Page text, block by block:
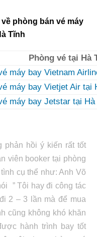
phòng bán vé máy
Tĩnh
Phòng vé tại Hà
máy bay Vietnam
máy bay Vietjet Air tại
máy bay Jetstar tại
phản hồi ý kiến rất tốt
viên booker tại phòng
cụ thể như: Anh Võ
” Tôi hay đi công tác
2 – 3 lần mà để mua
cũng không khó khăn
hành trình bay tốt